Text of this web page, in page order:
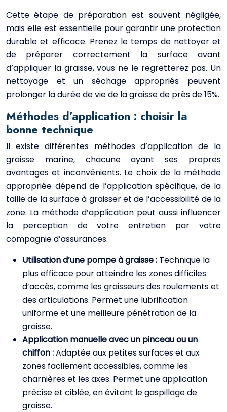
Cette étape de préparation est souvent négligée,
mais elle est essentielle pour garantir une protection
durable et efficace. Prenez le temps de nettoyer et
de préparer correctement la surface avant
d’appliquer la graisse, vous ne le regretterez pas. Un
nettoyage et un séchage appropriés peuvent
prolonger la durée de vie de la graisse de près de 15%.
Méthodes d’application : choisir la
bonne technique
Il existe différentes méthodes d’application de la
graisse marine, chacune ayant ses propres
avantages et inconvénients. Le choix de la méthode
appropriée dépend de l’application spécifique, de la
taille de la surface à graisser et de l’accessibilité de la
zone. La méthode d’application peut aussi influencer
la perception de votre entretien par votre
compagnie d’assurances.
Utilisation d’une pompe à graisse : Technique la
plus efficace pour atteindre les zones difficiles
d’accès, comme les graisseurs des roulements et
des articulations. Permet une lubrification
uniforme et une meilleure pénétration de la
graisse.
Application manuelle avec un pinceau ou un
chiffon :Adaptée aux petites surfaces et aux
zones facilement accessibles, comme les
charnières et les axes. Permet une application
précise et ciblée, en évitant le gaspillage de
graisse.